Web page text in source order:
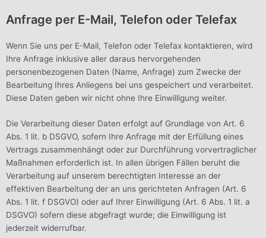
Anfrage per E-Mail, Telefon oder Telefax
Wenn Sie uns per E-Mail, Telefon oder Telefax kontaktieren, wird
Ihre Anfrage inklusive aller daraus hervorgehenden
personenbezogenen Daten (Name, Anfrage) zum Zwecke der
Bearbeitung Ihres Anliegens bei uns gespeichert und verarbeitet.
Diese Daten geben wir nicht ohne Ihre Einwilligung weiter.
Die Verarbeitung dieser Daten erfolgt auf Grundlage von Art. 6
Abs. 1 lit. b DSGVO, sofern Ihre Anfrage mit der Erfüllung eines
Vertrags zusammenhängt oder zur Durchführung vorvertraglicher
Maßnahmen erforderlich ist. In allen übrigen Fällen beruht die
Verarbeitung auf unserem berechtigten Interesse an der
effektiven Bearbeitung der an uns gerichteten Anfragen (Art. 6
Abs. 1 lit. f DSGVO) oder auf Ihrer Einwilligung (Art. 6 Abs. 1 lit. a
DSGVO) sofern diese abgefragt wurde; die Einwilligung ist
jederzeit widerrufbar.